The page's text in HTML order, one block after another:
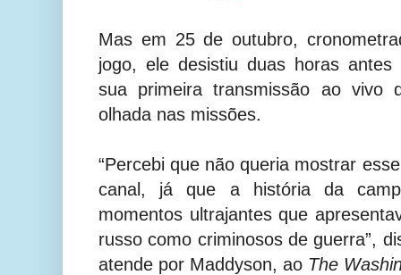
Mas em 25 de outubro,
jogo, ele desistiu duas horas
sua primeira transmissão ao vivo
olhada nas missões.
“Percebi que não queria mostrar
canal, já que a história da
momentos ultrajantes que
russo como criminosos de guerra”,
atende por Maddyson, ao The